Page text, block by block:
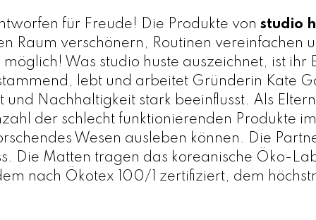
t
i
für Freude! Die Produkte von studio
Raum verschönern, Routinen vereinfachen
Was studio huste auszeichnet, ist
lebt und arbeitet Gründerin Kate
Nachhaltigkeit stark beeinflusst. Als
der schlecht funktionierenden Produkte
Wesen ausleben können. Die
Die Matten tragen das koreanische Öko-
nach Ökotex 100/1 zertifiziert, dem